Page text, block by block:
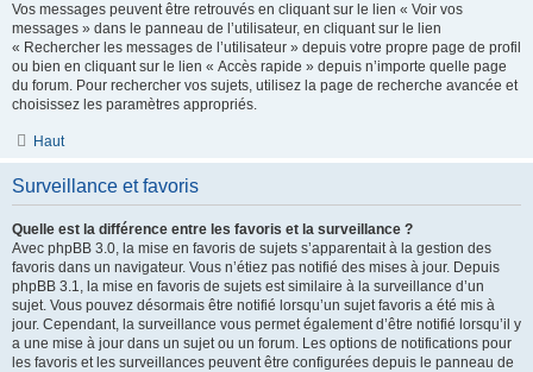
Vos messages peuvent être retrouvés en cliquant sur le lien « Voir vos
messages » dans le panneau de l’utilisateur, en cliquant sur le lien
« Rechercher les messages de l’utilisateur » depuis votre propre page de profil
ou bien en cliquant sur le lien « Accès rapide » depuis n’importe quelle page
du forum. Pour rechercher vos sujets, utilisez la page de recherche avancée et
choisissez les paramètres appropriés.
Haut
Surveillance et favoris
Quelle est la différence entre les favoris et la surveillance ?
Avec phpBB 3.0, la mise en favoris de sujets s’apparentait à la gestion des
favoris dans un navigateur. Vous n’étiez pas notifié des mises à jour. Depuis
phpBB 3.1, la mise en favoris de sujets est similaire à la surveillance d’un
sujet. Vous pouvez désormais être notifié lorsqu’un sujet favoris a été mis à
jour. Cependant, la surveillance vous permet également d’être notifié lorsqu’il y
a une mise à jour dans un sujet ou un forum. Les options de notifications pour
les favoris et les surveillances peuvent être configurées depuis le panneau de